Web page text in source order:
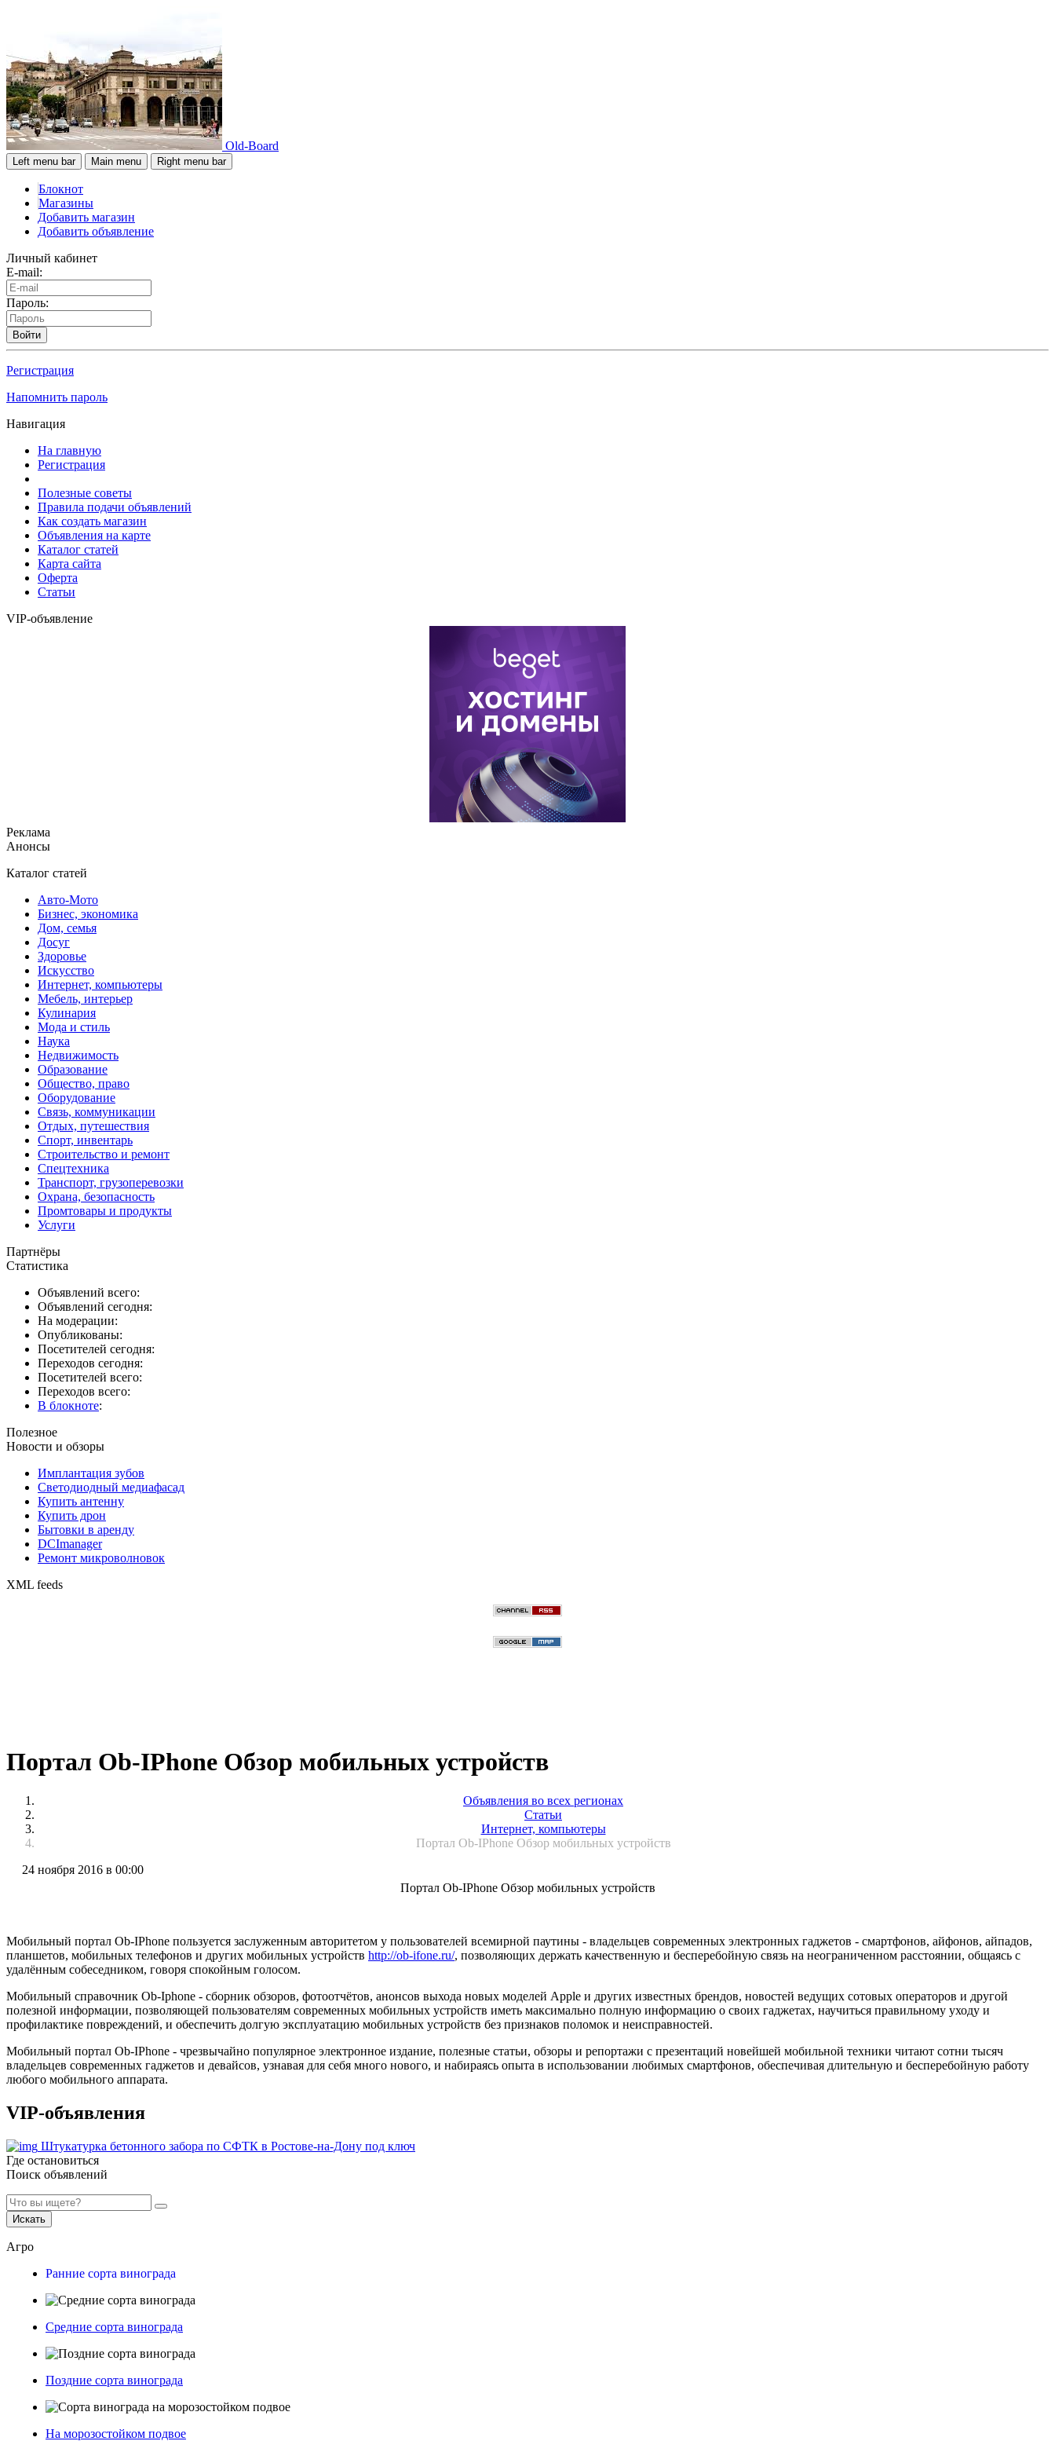
Old-Board
Left menu bar Main menu Right menu bar
Блокнот
Магазины
Добавить магазин
Добавить объявление
Личный кабинет
E-mail:
Пароль:
Войти
Регистрация
Напомнить пароль
Навигация
На главную
Регистрация
Полезные советы
Правила подачи объявлений
Как создать магазин
Объявления на карте
Каталог статей
Карта сайта
Оферта
Статьи
VIP-объявление
Реклама
Анонсы
Каталог статей
Авто-Мото
Бизнес, экономика
Дом, семья
Досуг
Здоровье
Искусство
Интернет, компьютеры
Мебель, интерьер
Кулинария
Мода и стиль
Наука
Недвижимость
Образование
Общество, право
Оборудование
Связь, коммуникации
Отдых, путешествия
Спорт, инвентарь
Строительство и ремонт
Спецтехника
Транспорт, грузоперевозки
Охрана, безопасность
Промтовары и продукты
Услуги
Партнёры
Статистика
Объявлений всего:
Объявлений сегодня:
На модерации:
Опубликованы:
Посетителей сегодня:
Переходов сегодня:
Посетителей всего:
Переходов всего:
В блокноте:
Полезное
Новости и обзоры
Имплантация зубов
Светодиодный медиафасад
Купить антенну
Купить дрон
Бытовки в аренду
DCImanager
Ремонт микроволновок
XML feeds
Портал Ob-IPhone Обзор мобильных устройств
Объявления во всех регионах
Статьи
Интернет, компьютеры
Портал Ob-IPhone Обзор мобильных устройств
24 ноября 2016 в 00:00
Портал Ob-IPhone Обзор мобильных устройств
Мобильный портал Ob-IPhone пользуется заслуженным авторитетом у пользователей всемирной паутины - владельцев современных электронных гаджетов - смартфонов, айфонов, айпадов,
планшетов, мобильных телефонов и других мобильных устройств http://ob-ifone.ru/, позволяющих держать качественную и бесперебойную связь на неограниченном расстоянии, общаясь с
удалённым собеседником, говоря спокойным голосом.
Мобильный справочник Ob-Iphone - сборник обзоров, фотоотчётов, анонсов выхода новых моделей Apple и других известных брендов, новостей ведущих сотовых операторов и другой
полезной информации, позволяющей пользователям современных мобильных устройств иметь максимально полную информацию о своих гаджетах, научиться правильному уходу и
профилактике повреждений, и обеспечить долгую эксплуатацию мобильных устройств без признаков поломок и неисправностей.
Мобильный портал Ob-IPhone - чрезвычайно популярное электронное издание, полезные статьи, обзоры и репортажи с презентаций новейшей мобильной техники читают сотни тысяч
владельцев современных гаджетов и девайсов, узнавая для себя много нового, и набираясь опыта в использовании любимых смартфонов, обеспечивая длительную и бесперебойную работу
любого мобильного аппарата.
VIP-объявления
Штукатурка бетонного забора по СФТК в Ростове-на-Дону под ключ
Где остановиться
Поиск объявлений
Искать
Агро
Ранние сорта винограда
Средние сорта винограда
Поздние сорта винограда
На морозостойком подвое